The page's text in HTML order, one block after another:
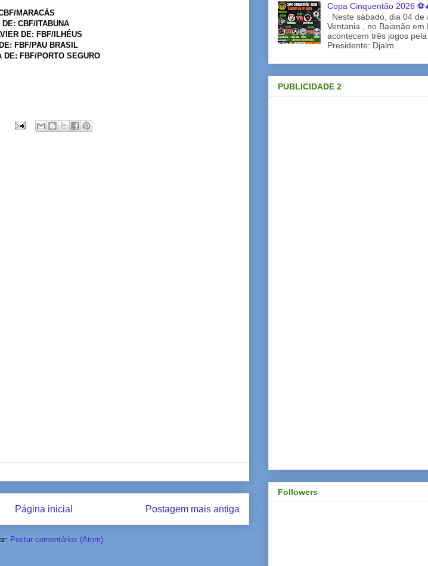
MARACÁS
CBF/ITABUNA
DE: FBF/ILHÉUS
FBF/PAU BRASIL
DE: FBF/PORTO SEGURO
Postagem mais antiga
Página inicial
Postar comentários (Atom)
Copa Cinquentão 2026
Neste sábado, dia 04 de
Ventania , no Baianão em
acontecem três jogos
Presidente: Djalm...
PUBLICIDADE 2
Followers